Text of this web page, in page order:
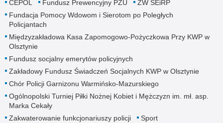
CEPOL
Fundusz Prewencyjny PZU
ZW SEiRP
Fundacja Pomocy Wdowom i Sierotom po Poległych
Policjantach
Międzyzakładowa Kasa Zapomogowo-Pożyczkowa Przy KWP w
Olsztynie
Fundusz socjalny emerytów policyjnych
Zakładowy Fundusz Świadczeń Socjalnych KWP w Olsztynie
Chór Policji Garnizonu Warmińsko-Mazurskiego
Ogólnopolski Turniej Piłki Nożnej Kobiet i Mężczyzn im. mł. asp.
Marka Cekały
Zakwaterowanie funkcjonariuszy policji
Sport